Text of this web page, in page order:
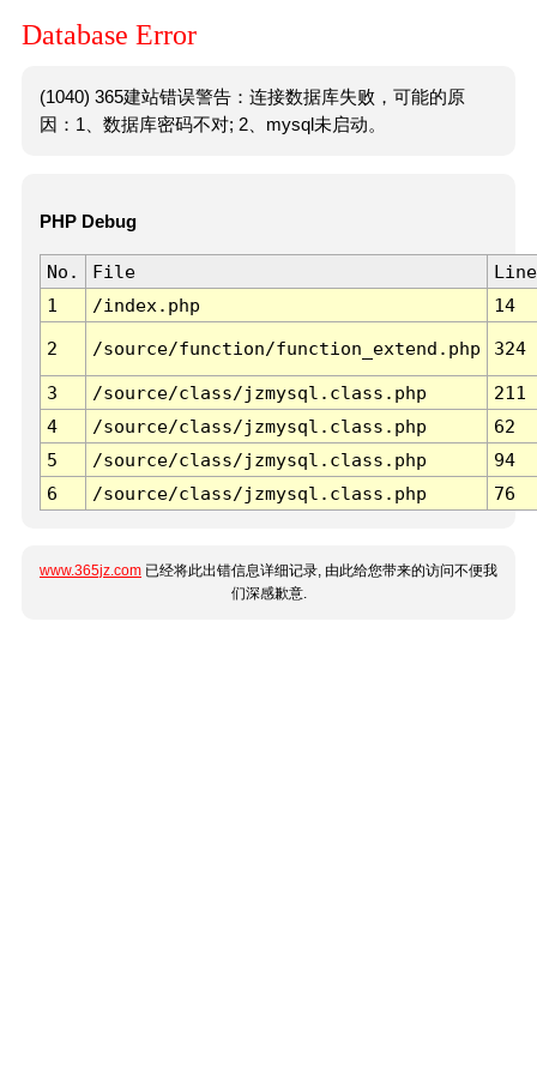
Database Error
(1040) 365建站错误警告：连接数据库失败，可能的原
因：1、数据库密码不对; 2、mysql未启动。
PHP Debug
No. File
Line
1
/index.php 14
2 /source/function/function_extend.php 324
3 /source/class/jzmysql.class.php
211
4
/source/class/jzmysql.class.php
62
5
/source/class/jzmysql.class.php
94
6
/source/class/jzmysql.class.php 76
www.365jz.com 已经将此出错信息详细记录, 由此给您带来的访问不便我
们深感歉意.